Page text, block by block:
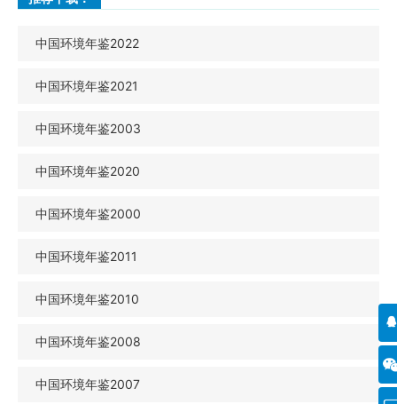
中国环境年鉴2022
中国环境年鉴2021
中国环境年鉴2003
中国环境年鉴2020
中国环境年鉴2000
中国环境年鉴2011
中国环境年鉴2010
中国环境年鉴2008
中国环境年鉴2007